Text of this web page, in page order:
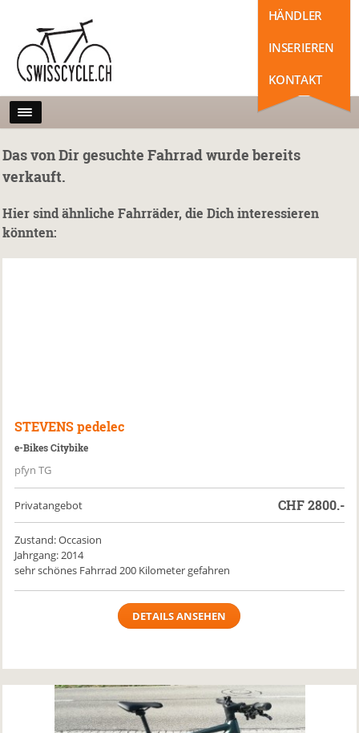
HÄNDLER
INSERIEREN
KONTAKT
Das von Dir gesuchte Fahrrad wurde bereits
verkauft.
Hier sind ähnliche Fahrräder, die Dich interessieren
könnten:
STEVENS pedelec
e-Bikes Citybike
pfyn TG
Privatangebot CHF2800.-
Zustand: Occasion
Jahrgang: 2014
sehr schönes Fahrrad 200 Kilometer gefahren
DETAILS ANSEHEN